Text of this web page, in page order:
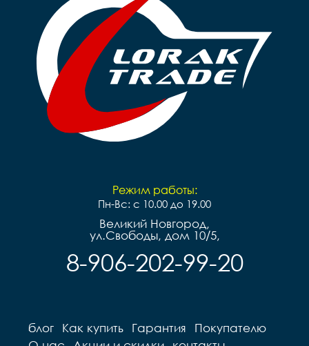
Режим работы:
Пн-Вс: с 10.00 до 19.00
Великий Новгород,
ул.Свободы, дом 10/5,
8-906-202-99-20
блог Как купить Гарантия
Покупателю